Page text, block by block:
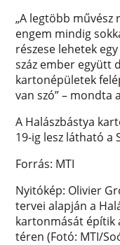
„A legtöbb művész
engem mindig
részese lehetek
száz ember együtt
kartonépületek
van szó” – mondta
A Halászbástya
19-ig lesz látható a
Forrás: MTI
Nyitókép: Olivier
tervei alapján a
kartonmását építik
téren (Fotó: MTI/